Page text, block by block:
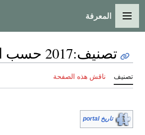
القائمة الرئيسية
المعرفة
تصنيف:2017 حسب القارة
تصنيف ناقش هذه الصفحة
تاريخ portal